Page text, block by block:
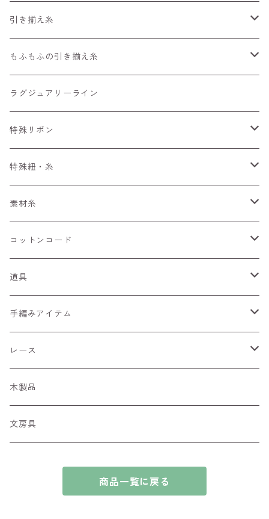
引き揃え糸
編みもの用の糸
長さ30～90m
長さ100m～300m
4m～
ぱすてる
えすにっく
くーる
季節の糸
15m～
33m～
アソート
もふもふの引き揃え糸
50m
100m
ラグジュアリーライン
特殊リボン
手染めリボンセット
くしゅくしゅリボン
フラワーリボン
特殊紐・糸
ワイヤーみたいな糸
素材糸
キラキラ
ひらひら
ぷあぷあ
キラリボン
糸の切れはし
リボン
コットンコード
細コード
道具
編針・網針
染め道具
マーカー
手編みアイテム
ペンダントホルダー
カードケース
レース
ちょうちょモチーフ
木製品
文房具
商品一覧に戻る